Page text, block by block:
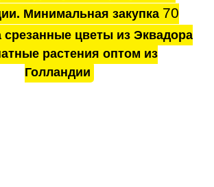
Минимальная закупка 70
цветы из Эквадора
растения оптом из
Голландии